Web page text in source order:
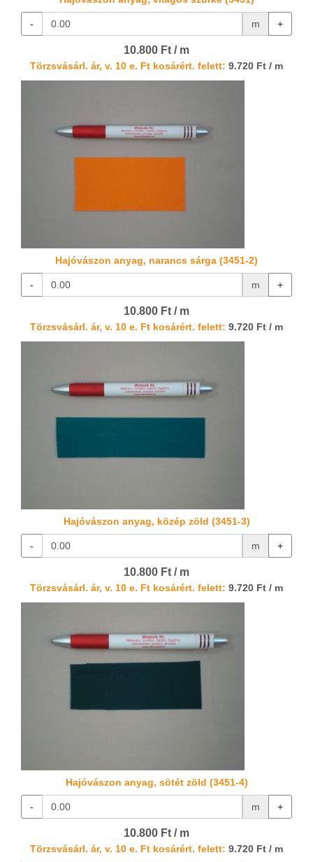
- m +
10.800 Ft / m
Törzsvásárl. ár, v. 10 e. Ft kosárért. felett: 9.720 Ft / m
Hajóvászon anyag, narancs sárga (3451-2)
- m +
10.800 Ft / m
Törzsvásárl. ár, v. 10 e. Ft kosárért. felett: 9.720 Ft / m
Hajóvászon anyag, közép zöld (3451-3)
- m +
10.800 Ft / m
Törzsvásárl. ár, v. 10 e. Ft kosárért. felett: 9.720 Ft / m
Hajóvászon anyag, sötét zöld (3451-4)
- m +
10.800 Ft / m
Törzsvásárl. ár, v. 10 e. Ft kosárért. felett: 9.720 Ft / m